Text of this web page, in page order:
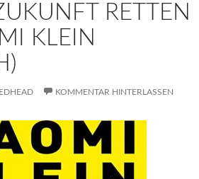
RETTEN
KLEIN
KOMMENTAR HINTERLASSEN